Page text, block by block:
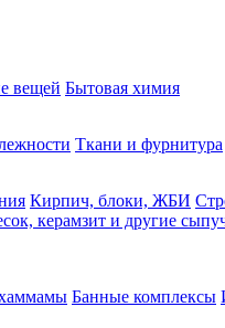
вещей Бытовая химия
Ткани и фурнитура
Кирпич, блоки, ЖБИ
керамзит и другие
Банные комплексы